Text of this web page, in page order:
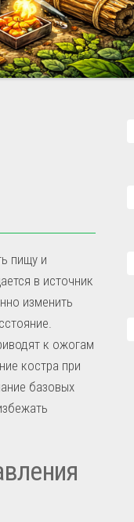
пищу и
в источник
изменить
к ожогам
костра при
базовых